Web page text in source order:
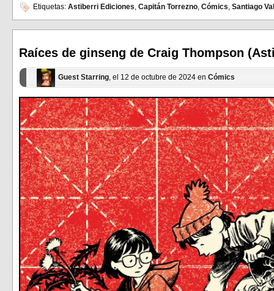
en
Facebook
(Se
abre
ventana
nueva)
en
(Se
abre
ventana
nueva)
Etiquetas: Astiberri Ediciones, Capitán Torrezno, Cómics, Santiago
Raíces de ginseng de Craig Thompson
Guest Starring, el 12 de octubre de 2024 en Cómics